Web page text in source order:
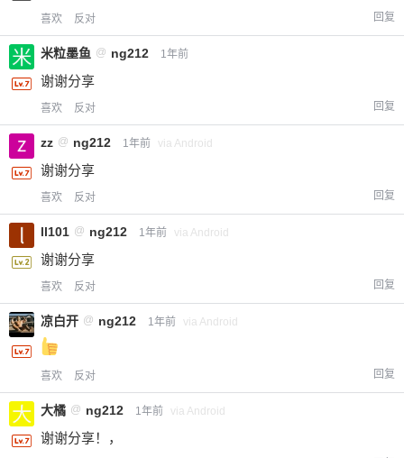
喜欢 反对 回复
米粒墨鱼 @ ng212 1年前
谢谢分享
喜欢 反对 回复
zz @ ng212 1年前 via Android
谢谢分享
喜欢 反对 回复
ll101 @ ng212 1年前 via Android
谢谢分享
喜欢 反对 回复
凉白开 @ ng212 1年前 via Android
喜欢 反对 回复
大橘 @ ng212 1年前 via Android
谢谢分享！，